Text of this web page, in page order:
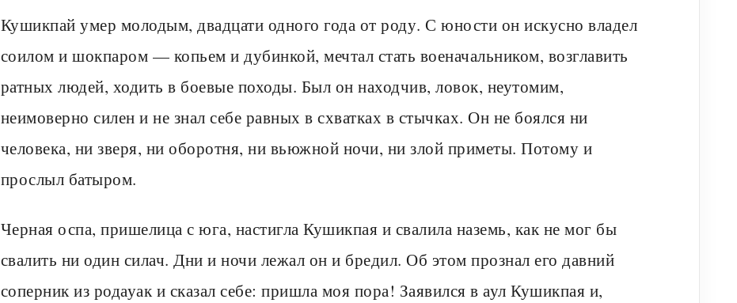
Кушикпай умер молодым, двадцати одного года от роду. С юности он искусно владел
соилом и шокпаром — копьем и дубинкой, мечтал стать военачальником, возглавить
ратных людей, ходить в боевые походы. Был он находчив, ловок, неутомим,
неимоверно силен и не знал себе равных в схватках в стычках. Он не боялся ни
человека, ни зверя, ни оборотня, ни вьюжной ночи, ни злой приметы. Потому и
прослыл батыром.
Черная оспа, пришелица с юга, настигла Кушикпая и свалила наземь, как не мог бы
свалить ни один силач. Дни и ночи лежал он и бредил. Об этом прознал его давний
соперник из родауак и сказал себе: пришла моя пора! Заявился в аул Кушикпая и,